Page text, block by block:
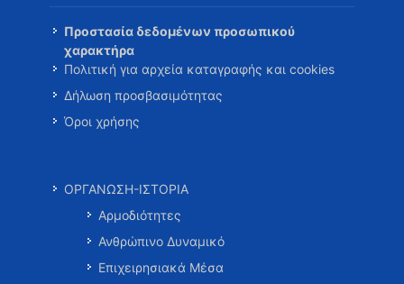
Προστασία δεδομένων προσωπικού
χαρακτήρα
Πολιτική για αρχεία καταγραφής και cookies
Δήλωση προσβασιμότητας
Όροι χρήσης
ΟΡΓΑΝΩΣΗ-ΙΣΤΟΡΙΑ
Αρμοδιότητες
Ανθρώπινο Δυναμικό
Επιχειρησιακά Μέσα